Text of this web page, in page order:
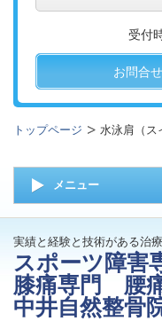
受付
お問合
トップページ 水泳肩（ス
メニュー
実績と経験と技術がある治
スポーツ障害
膝痛専門 腰
中井自然整骨